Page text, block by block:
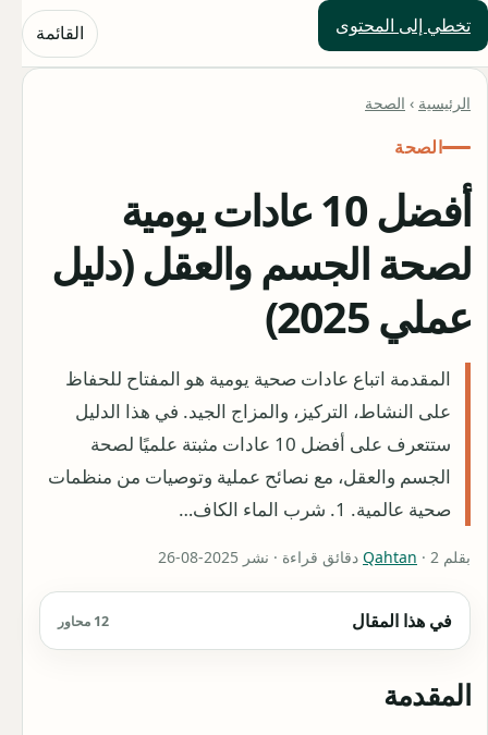
تخطي إلى المحتوى
حلول العالم القائمة
الرئيسية › الصحة
الصحة
أفضل 10 عادات يومية
لصحة الجسم والعقل (دليل
عملي 2025)
المقدمة اتباع عادات صحية يومية هو المفتاح للحفاظ
على النشاط، التركيز، والمزاج الجيد. في هذا الدليل
ستتعرف على أفضل 10 عادات مثبتة علميًا لصحة
الجسم والعقل، مع نصائح عملية وتوصيات من منظمات
صحية عالمية. 1. شرب الماء الكاف…
بقلم Qahtan · 2 دقائق قراءة · نشر 2025-08-26
في هذا المقال 12 محاور
المقدمة